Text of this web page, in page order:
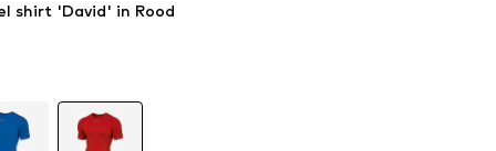
shirt 'David' in Rood